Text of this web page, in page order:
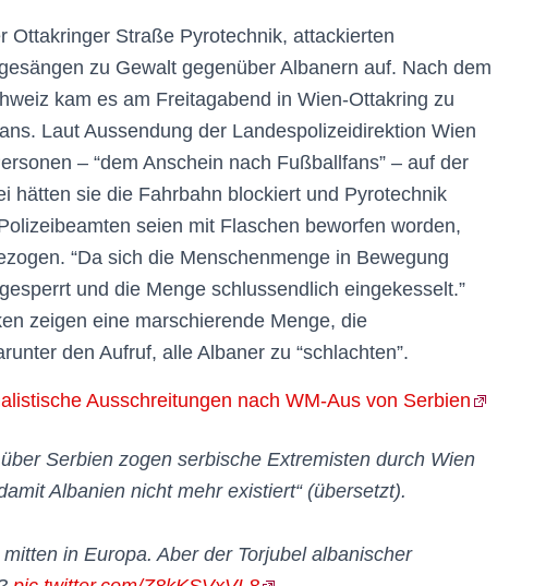
Ottakringer Straße Pyrotechnik, attackierten
zu Gewalt gegenüber Albanern auf. Nach dem
kam es am Freitagabend in Wien-Ottakring zu
Laut Aussendung der Landespolizeidirektion Wien
– “dem Anschein nach Fußballfans” – auf der
hätten sie die Fahrbahn blockiert und Pyrotechnik
seien mit Flaschen beworfen worden,
“Da sich die Menschenmenge in Bewegung
und die Menge schlussendlich eingekesselt.”
zeigen eine marschierende Menge, die
den Aufruf, alle Albaner zu “schlachten”.
Ausschreitungen nach WM-Aus von Serbien
Serbien zogen serbische Extremisten durch Wien
Albanien nicht mehr existiert“ (übersetzt).
in Europa. Aber der Torjubel albanischer